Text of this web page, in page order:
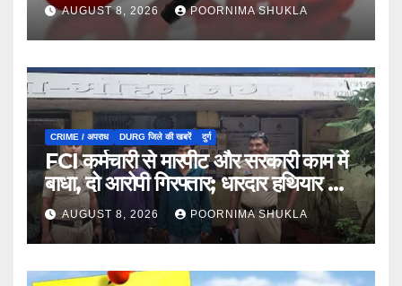
AUGUST 8, 2026 POORNIMA SHUKLA
CRIME / अपराध DURG जिले की खबरें दुर्ग
FCI कर्मचारी से मारपीट और सरकारी काम में
बाधा, दो आरोपी गिरफ्तार; धारदार हथियार भी
जब्त…
AUGUST 8, 2026 POORNIMA SHUKLA